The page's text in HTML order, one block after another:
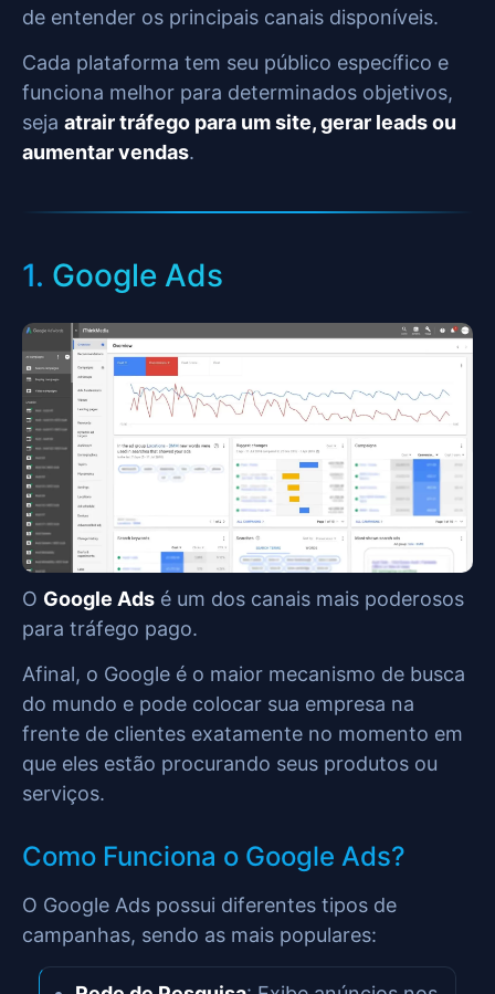
de entender os principais canais disponíveis.
Cada plataforma tem seu público específico e
funciona melhor para determinados objetivos,
seja atrair tráfego para um site, gerar leads ou
aumentar vendas.
1. Google Ads
O Google Ads é um dos canais mais poderosos
para tráfego pago.
Afinal, o Google é o maior mecanismo de busca
do mundo e pode colocar sua empresa na
frente de clientes exatamente no momento em
que eles estão procurando seus produtos ou
serviços.
Como Funciona o Google Ads?
O Google Ads possui diferentes tipos de
campanhas, sendo as mais populares: